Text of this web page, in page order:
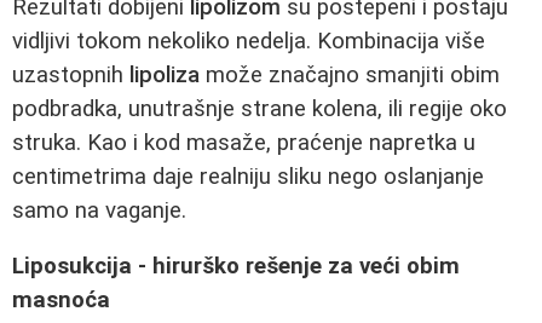
Rezultati dobijeni lipolizom su postepeni i postaju
vidljivi tokom nekoliko nedelja. Kombinacija više
uzastopnih lipoliza može značajno smanjiti obim
podbradka, unutrašnje strane kolena, ili regije oko
struka. Kao i kod masaže, praćenje napretka u
centimetrima daje realniju sliku nego oslanjanje
samo na vaganje.
Liposukcija - hirurško rešenje za veći obim
masnoća